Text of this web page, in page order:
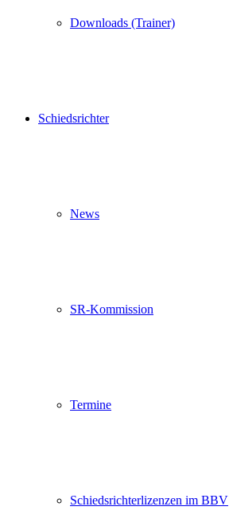
Downloads (Trainer)
Schiedsrichter
News
SR-Kommission
Termine
Schiedsrichterlizenzen im BBV